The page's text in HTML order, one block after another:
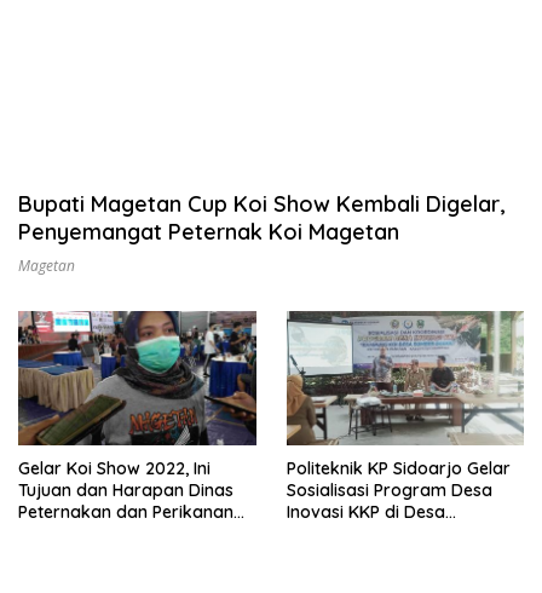
Bupati Magetan Cup Koi Show Kembali Digelar,
Penyemangat Peternak Koi Magetan
Magetan
Gelar Koi Show 2022, Ini
Tujuan dan Harapan Dinas
Peternakan dan Perikanan
Politeknik KP Sidoarjo Gelar
Sosialisasi Program Desa
Inovasi KKP di Desa